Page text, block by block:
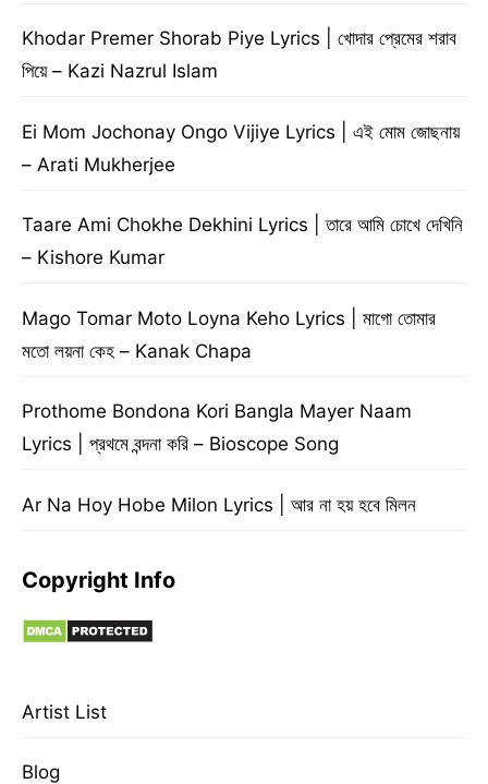
Khodar Premer Shorab Piye Lyrics | খোদার প্রেমের শরাব
পিয়ে – Kazi Nazrul Islam
Ei Mom Jochonay Ongo Vijiye Lyrics | এই মোম জোছনায়
– Arati Mukherjee
Taare Ami Chokhe Dekhini Lyrics | তারে আমি চোখে দেখিনি
– Kishore Kumar
Mago Tomar Moto Loyna Keho Lyrics | মাগো তোমার
মতো লয়না কেহ – Kanak Chapa
Prothome Bondona Kori Bangla Mayer Naam
Lyrics | প্রথমে বন্দনা করি – Bioscope Song
Ar Na Hoy Hobe Milon Lyrics | আর না হয় হবে মিলন
Copyright Info
Artist List
Blog